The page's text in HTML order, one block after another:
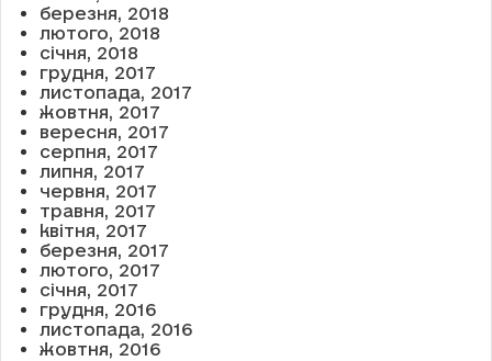
березня, 2018
лютого, 2018
січня, 2018
грудня, 2017
листопада, 2017
жовтня, 2017
вересня, 2017
серпня, 2017
липня, 2017
червня, 2017
травня, 2017
квітня, 2017
березня, 2017
лютого, 2017
січня, 2017
грудня, 2016
листопада, 2016
жовтня, 2016